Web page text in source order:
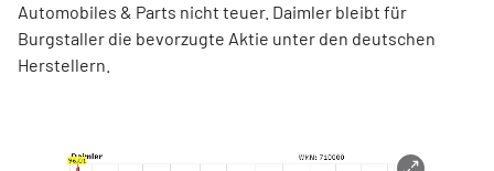
Automobiles & Parts nicht teuer. Daimler bleibt für
Burgstaller die bevorzugte Aktie unter den deutschen
Herstellern.